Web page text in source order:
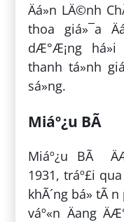
Äá»n LÄ©nh
thoa giá»¯a
dÆ°Æ¡ng há»i
thanh tá»nh
sá»ng.
Miáº¿u BÃ
Miáº¿u BÃ
1931, tráº£i
khÃ´ng bá» tÃ
váº«n Äang